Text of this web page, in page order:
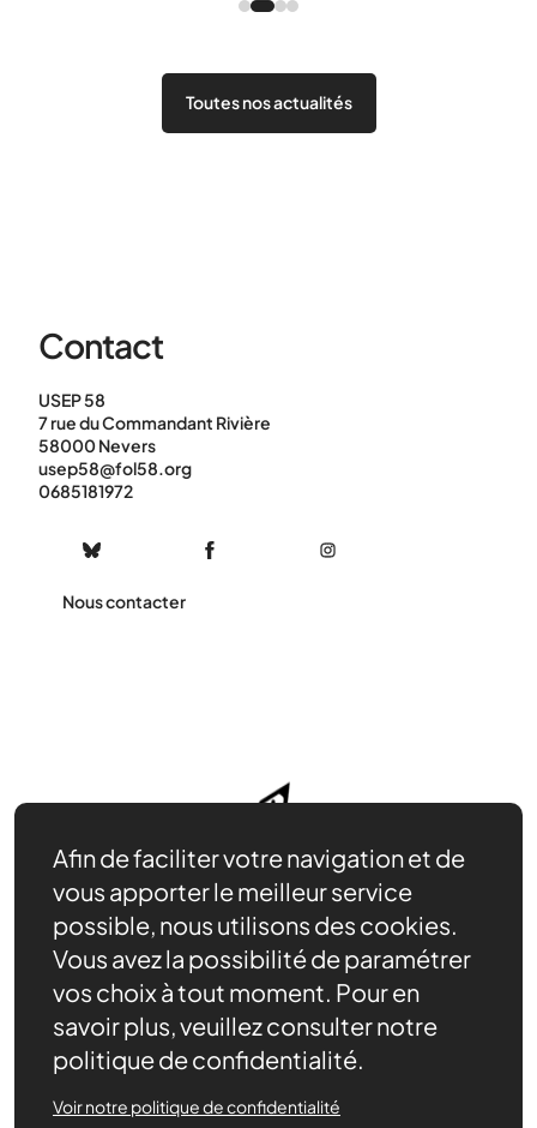
Toutes nos actualités
Contact
USEP 58
7 rue du Commandant Rivière
58000 Nevers
usep58@fol58.org
0685181972
Nous contacter
Nos ressources
Actualités
Afin de faciliter votre navigation et de
vous apporter le meilleur service
possible, nous utilisons des cookies.
Vous avez la possibilité de paramétrer
vos choix à tout moment. Pour en
savoir plus, veuillez consulter notre
politique de confidentialité.
Voir notre politique de confidentialité